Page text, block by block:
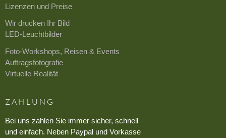
Lizenzen und Preise
Wir drucken Ihr Bild
LED-Leuchtbilder
Foto-Workshops, Reisen & Events
Auftragsfotografie
Virtuelle Realität
ZAHLUNG
Bei uns zahlen Sie immer sicher, schnell
und einfach. Neben Paypal und Vorkasse